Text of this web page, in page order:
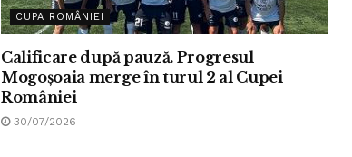
CUPA ROMÂNIEI
Calificare după pauză. Progresul
Mogoșoaia merge în turul 2 al Cupei
României
30/07/2026